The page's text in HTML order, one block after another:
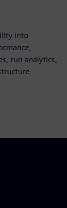
into
run analytics,